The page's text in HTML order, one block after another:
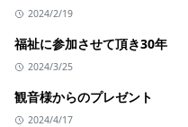
2024/2/19
福祉に参加させて頂き30年
2024/3/25
観音様からのプレゼント
2024/4/17